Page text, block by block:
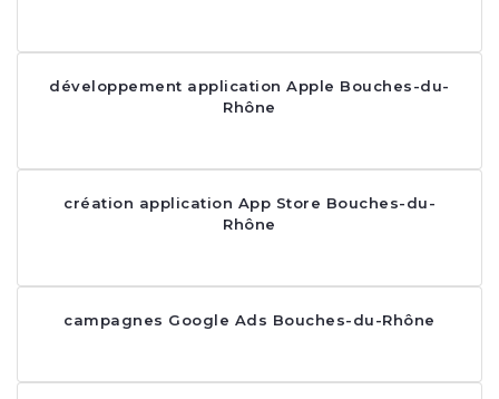
développement application Apple Bouches-du-
Rhône
création application App Store Bouches-du-
Rhône
campagnes Google Ads Bouches-du-Rhône